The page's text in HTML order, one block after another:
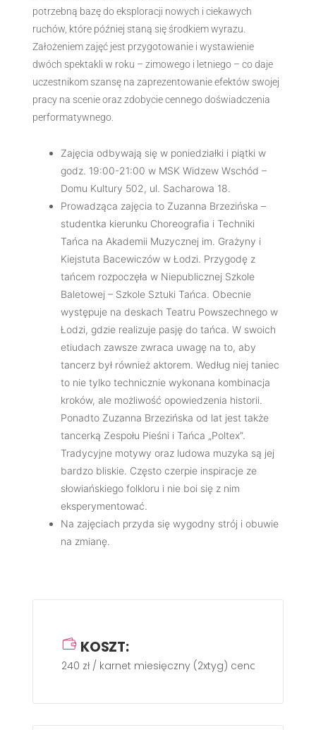
potrzebną bazę do eksploracji nowych i ciekawych
ruchów, które później staną się środkiem wyrazu.
Założeniem zajęć jest przygotowanie i wystawienie
dwóch spektakli w roku – zimowego i letniego – co daje
uczestnikom szansę na zaprezentowanie efektów swojej
pracy na scenie oraz zdobycie cennego doświadczenia
performatywnego.
Zajęcia odbywają się w poniedziałki i piątki w
godz. 19:00-21:00 w MSK Widzew Wschód –
Domu Kultury 502, ul. Sacharowa 18.
Prowadząca zajęcia to Zuzanna Brzezińska –
studentka kierunku Choreografia i Techniki
Tańca na Akademii Muzycznej im. Grażyny i
Kiejstuta Bacewiczów w Łodzi. Przygodę z
tańcem rozpoczęła w Niepublicznej Szkole
Baletowej – Szkole Sztuki Tańca. Obecnie
występuje na deskach Teatru Powszechnego w
Łodzi, gdzie realizuje pasję do tańca. W swoich
etiudach zawsze zwraca uwagę na to, aby
tancerz był również aktorem. Według niej taniec
to nie tylko technicznie wykonana kombinacja
kroków, ale możliwość opowiedzenia historii.
Ponadto Zuzanna Brzezińska od lat jest także
tancerką Zespołu Pieśni i Tańca „Poltex”.
Tradycyjne motywy oraz ludowa muzyka są jej
bardzo bliskie. Często czerpie inspiracje ze
słowiańskiego folkloru i nie boi się z nim
eksperymentować.
Na zajęciach przyda się wygodny strój i obuwie
na zmianę.
KOSZT:
240 zł / karnet miesięczny (2xtyg) cena regularna